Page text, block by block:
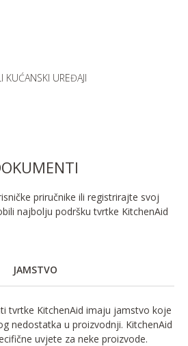
KUĆANSKI UREĐAJI
priručnike ili registrirajte svoj
najbolju podršku tvrtke KitchenAid
JAMSTVO
tvrtke KitchenAid imaju jamstvo koje
nedostatka u proizvodnji. KitchenAid
uvjete za neke proizvode.